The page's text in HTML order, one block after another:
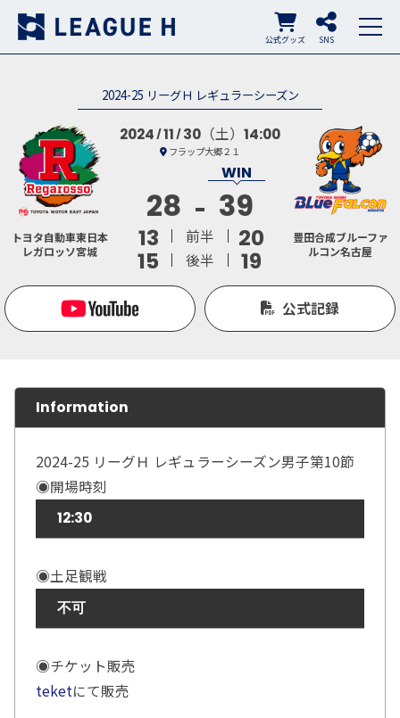
SNS
公式グッズ
2024-25 リーグＨ レギュラーシーズン
トヨタ自動車東日本
レガロッソ宮城
2024 11 30（土） 14:00
フラップ大郷２１
28 39
13 前半
20
15
後半 19
豊田合成ブルーファ
ルコン名古屋
公式記録
Information
2024-25 リーグＨ レギュラーシーズン男子第10節
◉開場時刻
12:30
◉土足観戦
不可
◉チケット販売
teketにて販売